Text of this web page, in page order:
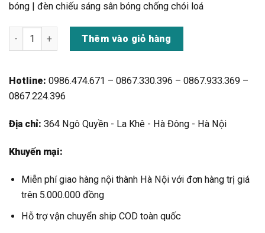
bóng | đèn chiếu sáng sân bóng chống chói loá
Đèn led pha sân bóng 200w module Bridgelux (TDLF-
Thêm vào giỏ hàng
Hotline: 0986.474.671 – 0867.330.396 – 0867.933.369 –
0867.224.396
Địa chỉ: 364 Ngô Quyền - La Khê - Hà Đông - Hà Nội
Khuyến mại:
Miễn phí giao hàng nội thành Hà Nội với đơn hàng trị giá
trên 5.000.000 đồng
Hỗ trợ vận chuyển ship COD toàn quốc